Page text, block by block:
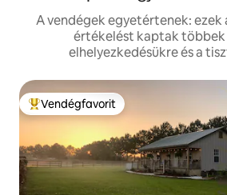
A vendégek egyetértenek: ezek
értékelést kaptak
elhelyezkedésükre és a
Kiemelt vendégfavorit
Vendégfavorit